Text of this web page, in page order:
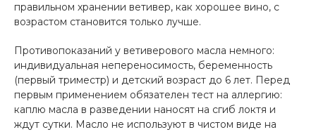
правильном хранении ветивер, как хорошее вино, с
возрастом становится только лучше.
Противопоказаний у ветиверового масла немного:
индивидуальная непереносимость, беременность
(первый триместр) и детский возраст до 6 лет. Перед
первым применением обязателен тест на аллергию:
каплю масла в разведении наносят на сгиб локтя и
ждут сутки. Масло не используют в чистом виде на